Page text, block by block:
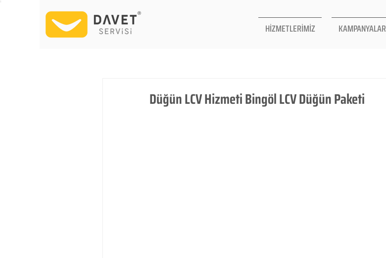
HİZMETLERİMİZ KAMPANYALAR
Düğün LCV Hizmeti Bingöl LCV Düğün Paketi